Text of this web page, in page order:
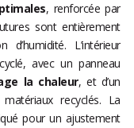
, renforcée par
sont entièrement
L’intérieur
avec un panneau
la chaleur​​​​​​​, et d’un
recyclés. La
pour un ajustement